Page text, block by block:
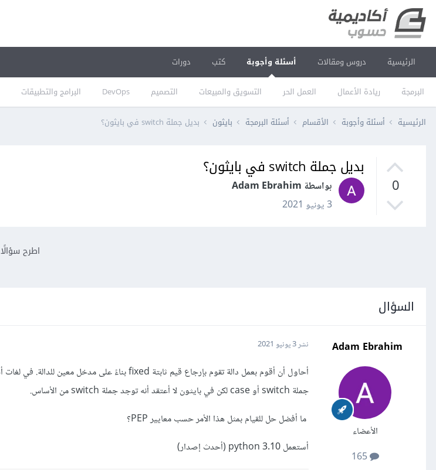
الرئيسية دروس ومقالات أسئلة وأجوبة
البرمجة ريادة الأعمال العمل الحر التسويق والمبيعات التصميم DevOps البرامج والتطبيقات
كتب دورات
الرئيسية أسئلة وأجوبة الأقسام أسئلة البرمجة بايثون بديل جملة switch في بايثون؟
0
بديل جملة switch في بايثون؟
بواسطة Adam Ebrahim
3 يونيو 2021
اطرح سؤالًا
السؤال
Adam Ebrahim
الأعضاء
165
نشر3 يونيو 2021
جملة switch أو case لكن في بايثون لا أعتقد أنه توجد جملة switch من الأساس.
ما أفضل حل للقيام بمثل هذا الأمر حسب معايير PEP؟
أستعمل python 3.10 (أحدث إصدار)